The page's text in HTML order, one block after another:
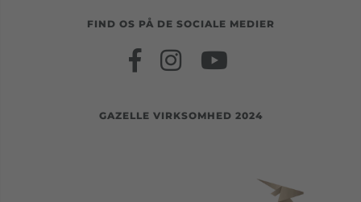
FIND OS PÅ DE SOCIALE MEDIER
GAZELLE VIRKSOMHED 2024